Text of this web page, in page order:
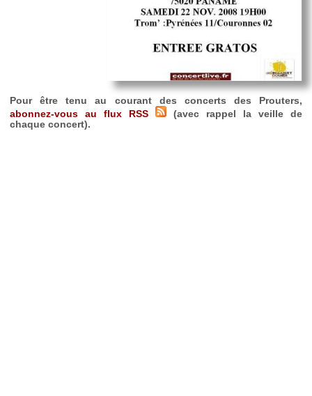
Pour être tenu au courant des concerts des Prouters,
abonnez-vous au flux RSS
(avec rappel la veille de
chaque concert).